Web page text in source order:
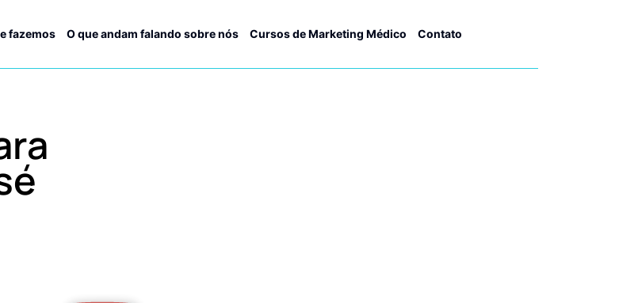
fazemos O que andam falando sobre nós Cursos de Marketing Médico Contato